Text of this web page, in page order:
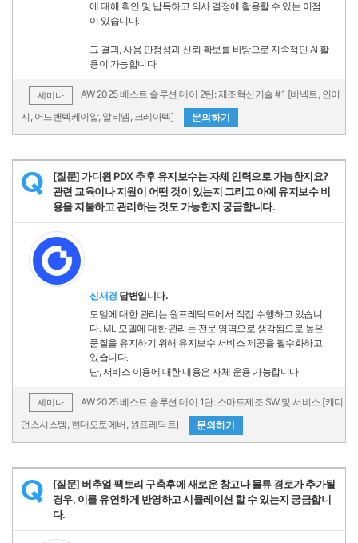
에 대해 확인 및 납득하고 의사 결정에 활용할 수 있는 이점
이 있습니다.
그 결과, 사용 안정성과 신뢰 확보를 바탕으로 지속적인 AI 활
용이 가능합니다.
세미나
AW 2025 베스트 솔루션 데이 2탄: 제조혁신기술 #1 [버넥트, 인이
지, 어드밴텍케이알, 알티엠, 크레아텍]
문의하기
Q
[질문] 가디원 PDX 추후 유지보수는 자체 인력으로 가능한지요?
관련 교육이나 지원이 어떤 것이 있는지 그리고 아예 유지보수 비
용을 지불하고 관리하는 것도 가능한지 궁금합니다.
신재경 답변입니다.
모델에 대한 관리는 원프레딕트에서 직접 수행하고 있습니
다. ML 모델에 대한 관리는 전문 영역으로 생각됨으로 높은
품질을 유지하기 위해 유지보수 서비스 제공을 필수화하고
있습니다.
단, 서비스 이용에 대한 내용은 자체 운용 가능합니다.
세미나
AW 2025 베스트 솔루션 데이 1탄: 스마트제조 SW 및 서비스 [캐디
언스시스템, 현대오토에버, 원프레딕트]
문의하기
Q
[질문] 버추얼 팩토리 구축후에 새로운 창고나 물류 경로가 추가될
경우, 이를 유연하게 반영하고 시뮬레이션 할 수 있는지 궁금합니
다.